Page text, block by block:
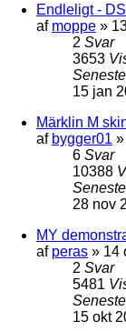
Endleligt -
af moppe »
2 Svar
3653
15 jan
Märklin M
af bygger01 »
6 Svar
10388
28 nov
MY
af peras » 14
2 Svar
5481
15 okt